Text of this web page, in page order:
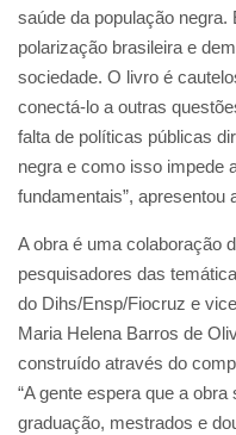
saúde da população
polarização brasileira e
sociedade. O livro é
conectá-lo a outras
falta de políticas públicas
negra e como isso impede
fundamentais”, apresentou
A obra é uma colaboração
pesquisadores das
do Dihs/Ensp/Fiocruz e
Maria Helena Barros de
construído através do
“A gente espera que a
graduação, mestrados e